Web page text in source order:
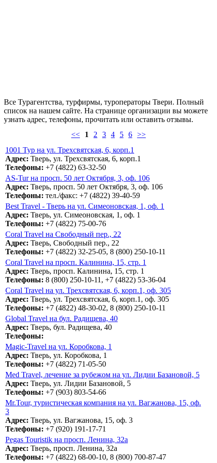
Все Турагентства, турфирмы, туроператоры Твери. Полный
список на нашем сайте. На странице организации вы можете
узнать адрес, телефоны, прочитать или оставить отзывы.
<<
1 2 3 4 5 6 >>
1001 Тур на ул. Трехсвятская, 6, корп.1
Адрес: Тверь, ул. Трехсвятская, 6, корп.1
Телефоны: +7 (4822) 63-32-50
AS-Tur на просп. 50 лет Октября, 3, оф. 106
Адрес: Тверь, просп. 50 лет Октября, 3, оф. 106
Телефоны: тел./факс: +7 (4822) 39-40-59
Best Travel - Тверь на ул. Симеоновская, 1, оф. 1
Адрес: Тверь, ул. Симеоновская, 1, оф. 1
Телефоны: +7 (4822) 75-00-76
Coral Travel на Свободный пер., 22
Адрес: Тверь, Свободный пер., 22
Телефоны: +7 (4822) 32-25-05, 8 (800) 250-10-11
Coral Travel на просп. Калинина, 15, стр. 1
Адрес: Тверь, просп. Калинина, 15, стр. 1
Телефоны: 8 (800) 250-10-11, +7 (4822) 53-36-04
Coral Travel на ул. Трехсвятская, 6, корп.1, оф. 305
Адрес: Тверь, ул. Трехсвятская, 6, корп.1, оф. 305
Телефоны: +7 (4822) 48-30-02, 8 (800) 250-10-11
Global Travel на бул. Радищева, 40
Адрес: Тверь, бул. Радищева, 40
Телефоны:
Magic-Travel на ул. Коробкова, 1
Адрес: Тверь, ул. Коробкова, 1
Телефоны: +7 (4822) 71-05-50
Med Travel, лечение за рубежом на ул. Лидии Базановой, 5
Адрес: Тверь, ул. Лидии Базановой, 5
Телефоны: +7 (903) 803-54-66
Mr.Tour, туристическая компания на ул. Вагжанова, 15, оф.
3
Адрес: Тверь, ул. Вагжанова, 15, оф. 3
Телефоны: +7 (920) 191-17-71
Pegas Touristik на просп. Ленина, 32а
Адрес: Тверь, просп. Ленина, 32а
Телефоны: +7 (4822) 68-00-10, 8 (800) 700-87-47